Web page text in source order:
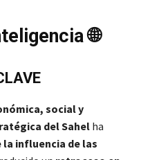
🌐
social y
del Sahelha
influencia de las